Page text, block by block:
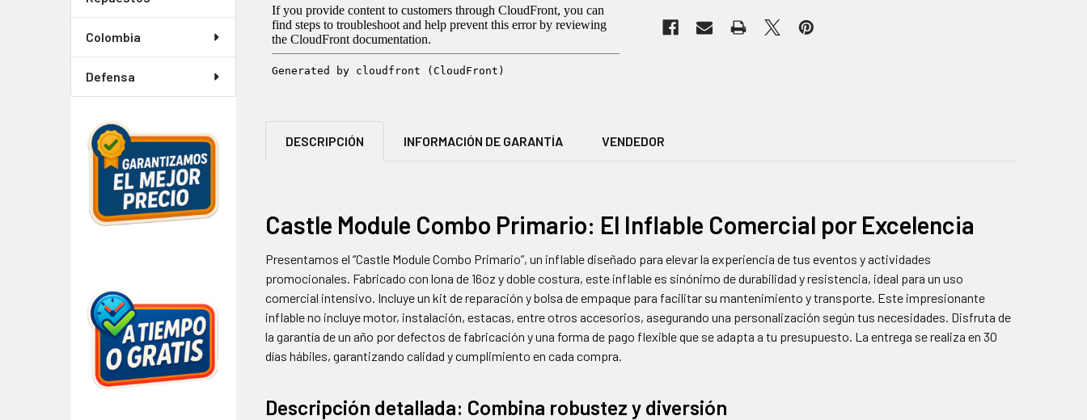
Colombia
Defensa
DESCRIPCIÓN INFORMACIÓN DE GARANTÍA VENDEDOR
Castle Module Combo Primario: El Inflable Comercial por Excelencia
Presentamos el “Castle Module Combo Primario”, un inflable diseñado para elevar la experiencia de tus eventos y actividades
promocionales. Fabricado con lona de 16oz y doble costura, este inflable es sinónimo de durabilidad y resistencia, ideal para un uso
comercial intensivo. Incluye un kit de reparación y bolsa de empaque para facilitar su mantenimiento y transporte. Este impresionante
inflable no incluye motor, instalación, estacas, entre otros accesorios, asegurando una personalización según tus necesidades. Disfruta de
la garantía de un año por defectos de fabricación y una forma de pago flexible que se adapta a tu presupuesto. La entrega se realiza en 30
días hábiles, garantizando calidad y cumplimiento en cada compra.
Descripción detallada: Combina robustez y diversión